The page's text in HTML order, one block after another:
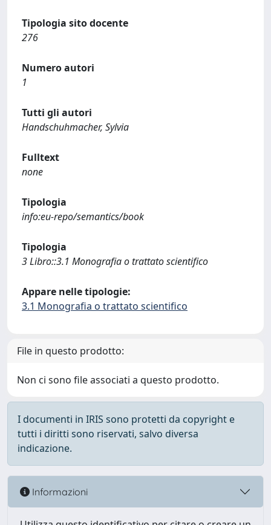
Tipologia sito docente
276
Numero autori
1
Tutti gli autori
Handschuhmacher, Sylvia
Fulltext
none
Tipologia
info:eu-repo/semantics/book
Tipologia
3 Libro::3.1 Monografia o trattato scientifico
Appare nelle tipologie:
3.1 Monografia o trattato scientifico
File in questo prodotto:
Non ci sono file associati a questo prodotto.
I documenti in IRIS sono protetti da copyright e
tutti i diritti sono riservati, salvo diversa
indicazione.
Informazioni